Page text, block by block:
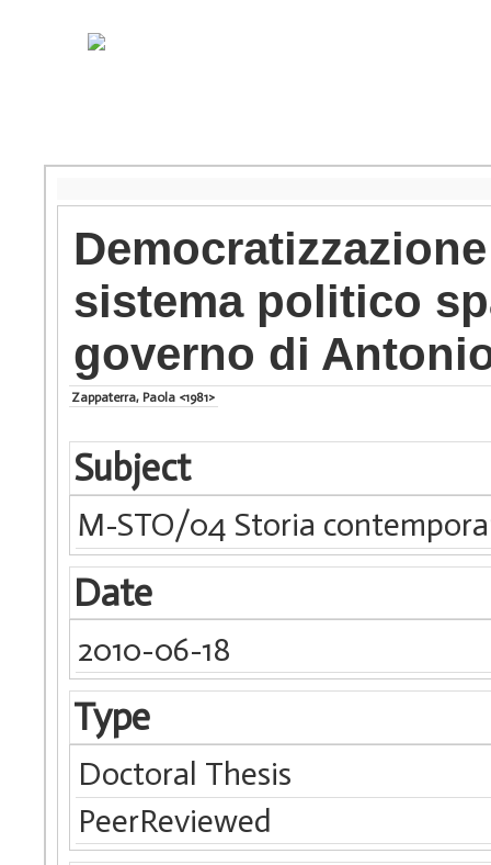
sistema politico
governo di
Zappaterra, Paola <1981>
Subject
M-STO/04 Storia
Date
2010-06-18
Type
Doctoral Thesis
PeerReviewed